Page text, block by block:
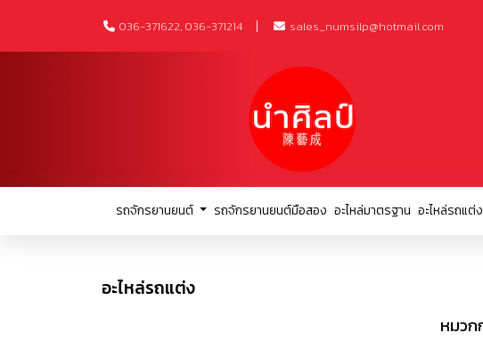
036-371622, 036-371214 sales_numsilp@hotmail.com
รถจักรยานยนต์ รถจักรยานยนต์มือสอง อะไหล่มาตรฐาน อะไหล่รถแต่ง
อะไหล่รถแต่ง
หมว